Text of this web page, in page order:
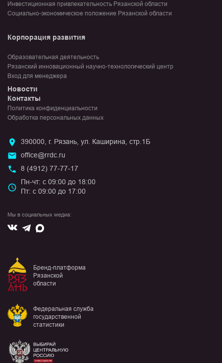
Инвестиционная привлекательность Рязанской области
Социально-экономическое положение Рязанской области
Корпорация развития
Образовательная деятельность
Рязанский инновационный научно-технологический центр
Вход для менеджера
Новости
Контакты
Политика конфиденциальности
Обработка персональных данных
390000, г. Рязань, ул. Каширина, стр.1Б
office@rrdc.ru
8 (4912) 77-77-17
Пн-чт: с 09:00 до 18:00
Пт: с 09:00 до 17:00
Мы в социальных медиа:
Вконтакте
Telegram
Max
Бренд-платформа
Рязанской
области
Федеральная служба
государственной
статистики